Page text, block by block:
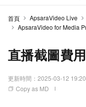
首頁 ApsaraVideo Live
ApsaraVideo for Media
直播截圖費用
更新時間： 2025-03-12
Copy as MD